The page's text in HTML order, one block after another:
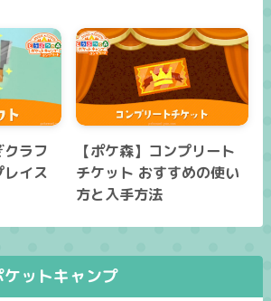
クラフ
イス
【ポケ森】コンプリート
チケット おすすめの使い
方と入手方法
ットキャンプ